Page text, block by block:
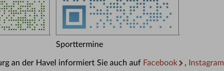
Sporttermine
an der Havel informiert Sie auch auf Facebook , Instagram